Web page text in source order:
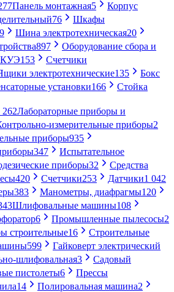
Панель монтажная5
Корпус
76
Шкафы
Шина электротехническая20
897
Оборудование сбора и
153
Счетчики
электротехнические135
Бокс
установки166
Стойка
262Лабораторные приборы и
измерительные приборы2
приборы935
347
Испытательное
приборы32
Средства
420 Счетчики253 Датчики1 042
383 Манометры, диафрагмы120
Шлифовальные машины108
6 Промышленные пылесосы2
строительные16
Строительные
599
Гайковерт электрический
шлифовальная3
Садовый
пистолеты6
Прессы
14 Полировальная машина2